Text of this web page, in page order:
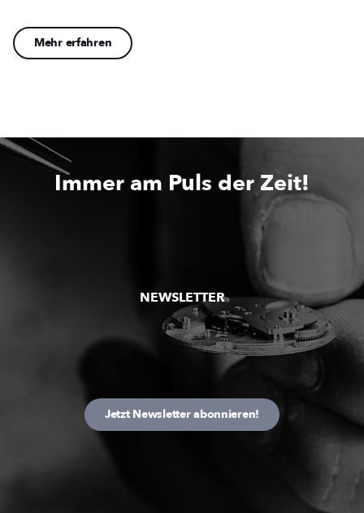
Mehr erfahren
Immer am Puls der Zeit!
NEWSLETTER
Jetzt Newsletter abonnieren!